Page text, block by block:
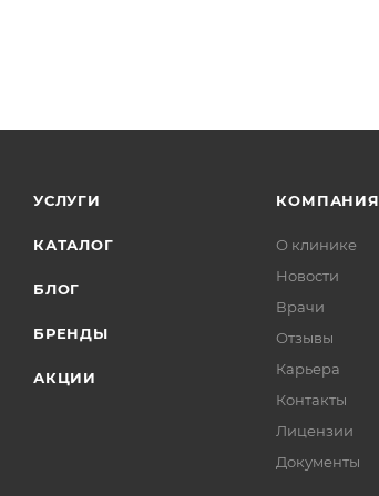
УСЛУГИ
КАТАЛОГ
БЛОГ
БРЕНДЫ
АКЦИИ
КОМПАНИЯ
О клинике
Новости
Врачи
Отзывы
Карьера
Контакты
Лицензии
Документы